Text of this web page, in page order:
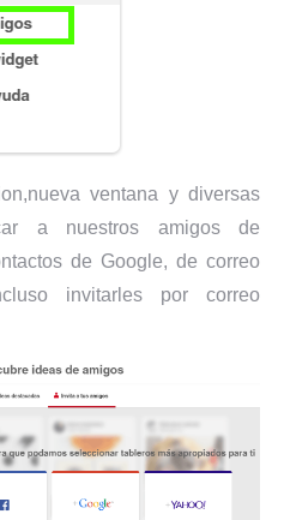
ventana y diversas
a nuestros amigos de
de Google, de correo
invitarles por correo